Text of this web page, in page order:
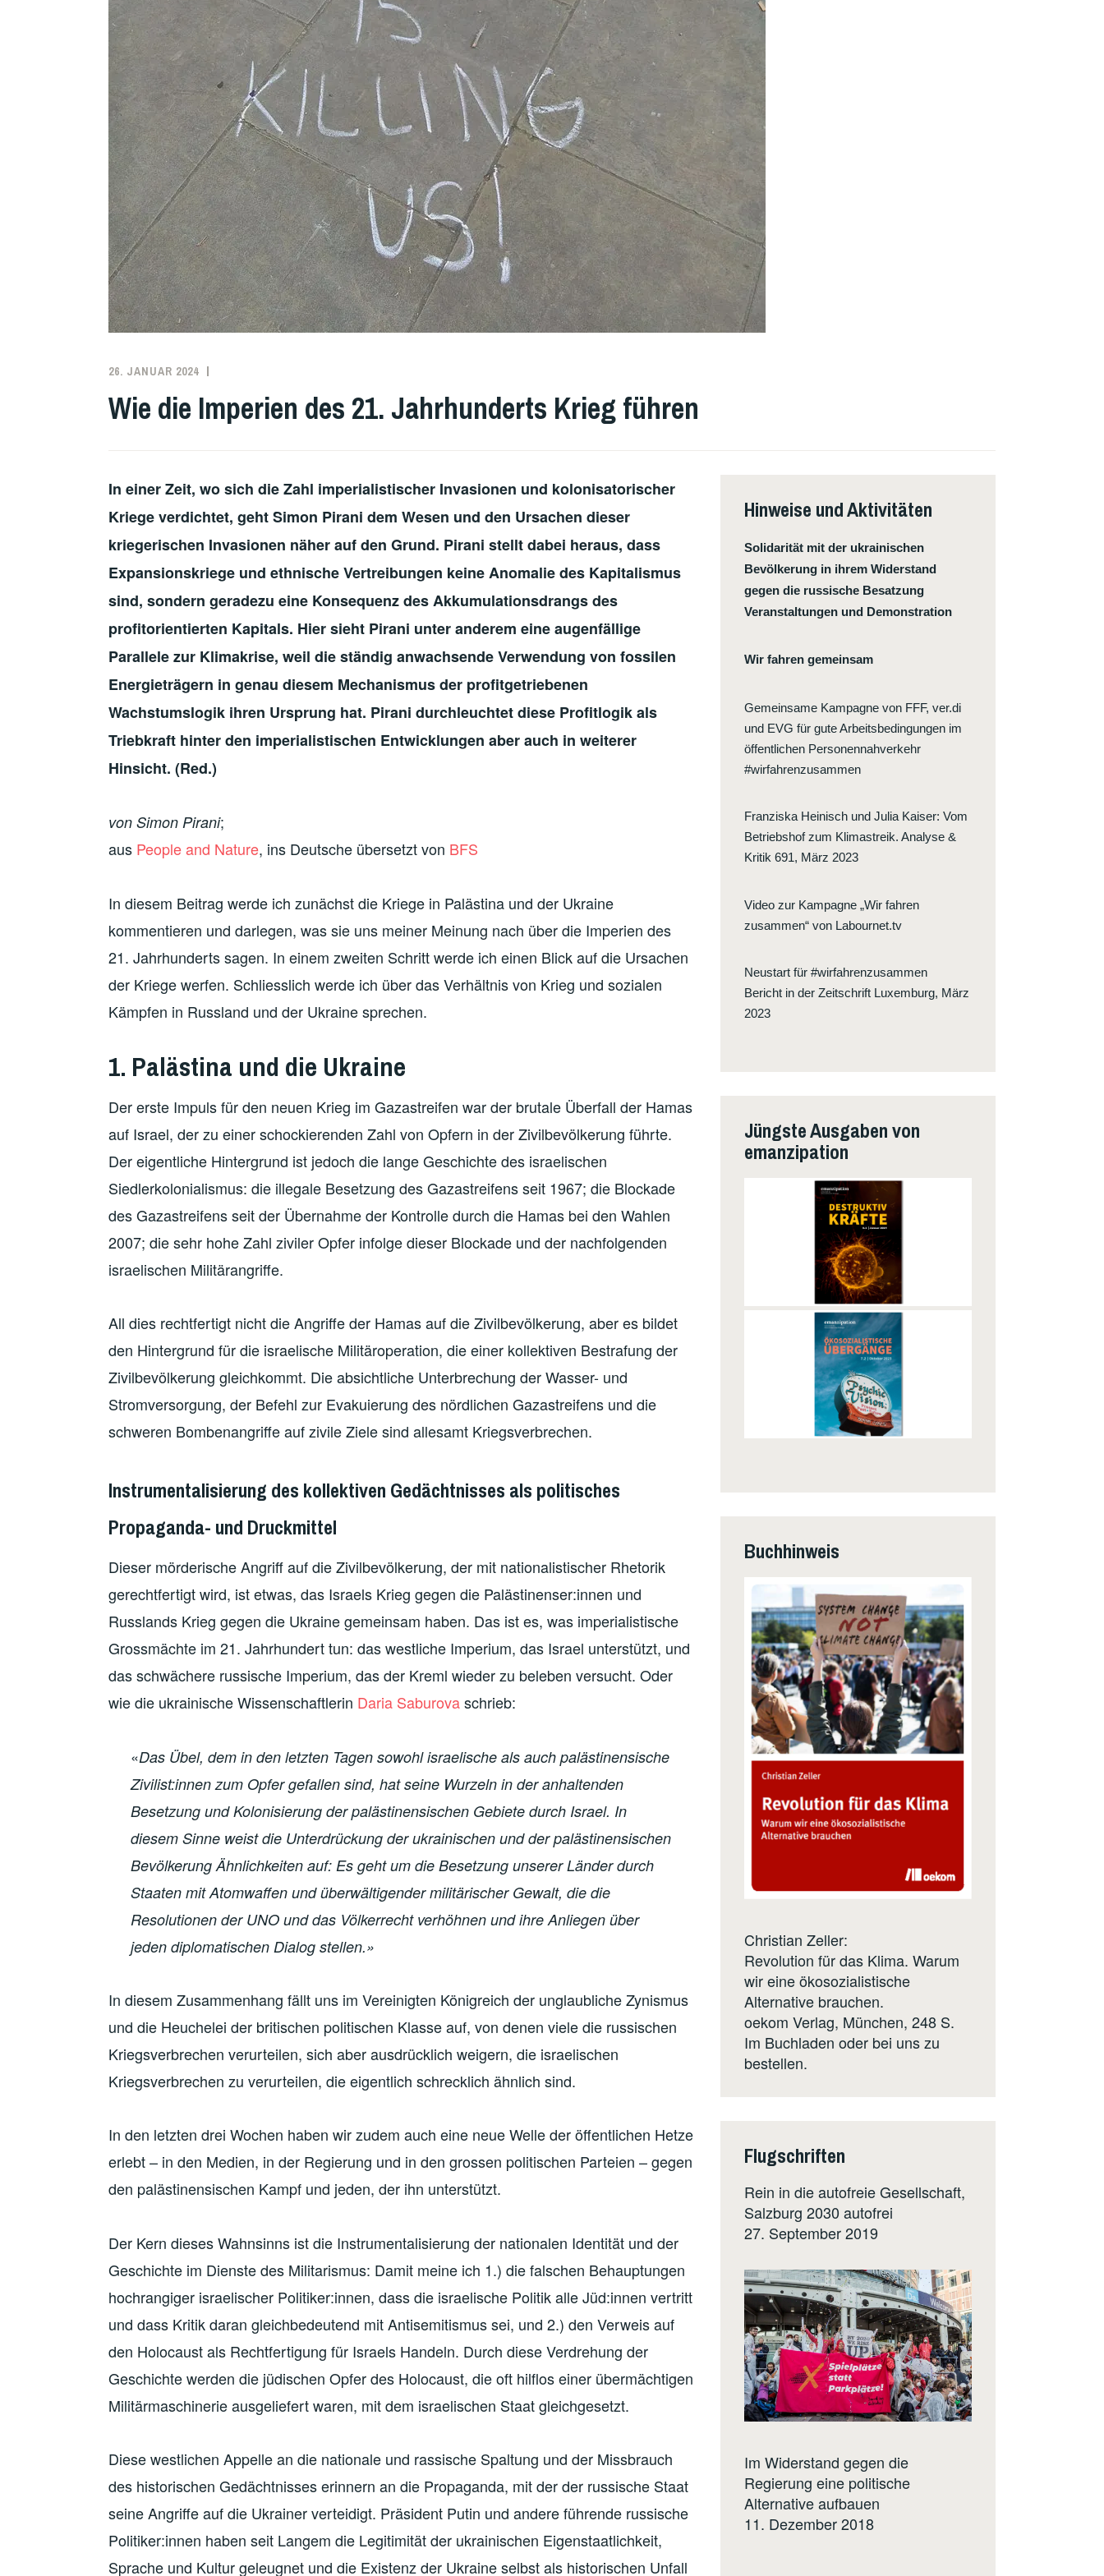
26. JANUAR 2024
PALÄSTINA,
Wie die Imperien des 21. Jahrhunderts Krieg führen
In einer Zeit, wo sich die Zahl imperialistischer Invasionen und kolonisatorischer
Kriege verdichtet, geht Simon Pirani dem Wesen und den Ursachen dieser
kriegerischen Invasionen näher auf den Grund. Pirani stellt dabei heraus, dass
Expansionskriege und ethnische Vertreibungen keine Anomalie des Kapitalismus
sind, sondern geradezu eine Konsequenz des Akkumulationsdrangs des
profitorientierten Kapitals. Hier sieht Pirani unter anderem eine augenfällige
Parallele zur Klimakrise, weil die ständig anwachsende Verwendung von fossilen
Energieträgern in genau diesem Mechanismus der profitgetriebenen
Wachstumslogik ihren Ursprung hat. Pirani durchleuchtet diese Profitlogik als
Triebkraft hinter den imperialistischen Entwicklungen aber auch in weiterer
Hinsicht. (Red.)
von Simon Pirani;
aus People and Nature, ins Deutsche übersetzt von BFS
In diesem Beitrag werde ich zunächst die Kriege in Palästina und der Ukraine
kommentieren und darlegen, was sie uns meiner Meinung nach über die Imperien des
21. Jahrhunderts sagen. In einem zweiten Schritt werde ich einen Blick auf die Ursachen
der Kriege werfen. Schliesslich werde ich über das Verhältnis von Krieg und sozialen
Kämpfen in Russland und der Ukraine sprechen.
1. Palästina und die Ukraine
Der erste Impuls für den neuen Krieg im Gazastreifen war der brutale Überfall der Hamas
auf Israel, der zu einer schockierenden Zahl von Opfern in der Zivilbevölkerung führte.
Der eigentliche Hintergrund ist jedoch die lange Geschichte des israelischen
Siedlerkolonialismus: die illegale Besetzung des Gazastreifens seit 1967; die Blockade
des Gazastreifens seit der Übernahme der Kontrolle durch die Hamas bei den Wahlen
2007; die sehr hohe Zahl ziviler Opfer infolge dieser Blockade und der nachfolgenden
israelischen Militärangriffe.
All dies rechtfertigt nicht die Angriffe der Hamas auf die Zivilbevölkerung, aber es bildet
den Hintergrund für die israelische Militäroperation, die einer kollektiven Bestrafung der
Zivilbevölkerung gleichkommt. Die absichtliche Unterbrechung der Wasser- und
Stromversorgung, der Befehl zur Evakuierung des nördlichen Gazastreifens und die
schweren Bombenangriffe auf zivile Ziele sind allesamt Kriegsverbrechen.
Instrumentalisierung des kollektiven Gedächtnisses als politisches
Propaganda- und Druckmittel
Dieser mörderische Angriff auf die Zivilbevölkerung, der mit nationalistischer Rhetorik
gerechtfertigt wird, ist etwas, das Israels Krieg gegen die Palästinenser:innen und
Russlands Krieg gegen die Ukraine gemeinsam haben. Das ist es, was imperialistische
Grossmächte im 21. Jahrhundert tun: das westliche Imperium, das Israel unterstützt, und
das schwächere russische Imperium, das der Kreml wieder zu beleben versucht. Oder
wie die ukrainische Wissenschaftlerin Daria Saburovaschrieb:
«Das Übel, dem in den letzten Tagen sowohl israelische als auch palästinensische
Zivilist:innen zum Opfer gefallen sind, hat seine Wurzeln in der anhaltenden
Besetzung und Kolonisierung der palästinensischen Gebiete durch Israel. In
diesem Sinne weist die Unterdrückung der ukrainischen und der palästinensischen
Bevölkerung Ähnlichkeiten auf: Es geht um die Besetzung unserer Länder durch
Staaten mit Atomwaffen und überwältigender militärischer Gewalt, die die
Resolutionen der UNO und das Völkerrecht verhöhnen und ihre Anliegen über
jeden diplomatischen Dialog stellen.»
In diesem Zusammenhang fällt uns im Vereinigten Königreich der unglaubliche Zynismus
und die Heuchelei der britischen politischen Klasse auf, von denen viele die russischen
Kriegsverbrechen verurteilen, sich aber ausdrücklich weigern, die israelischen
Kriegsverbrechen zu verurteilen, die eigentlich schrecklich ähnlich sind.
In den letzten drei Wochen haben wir zudem auch eine neue Welle der öffentlichen Hetze
erlebt – in den Medien, in der Regierung und in den grossen politischen Parteien – gegen
den palästinensischen Kampf und jeden, der ihn unterstützt.
Der Kern dieses Wahnsinns ist die Instrumentalisierung der nationalen Identität und der
Geschichte im Dienste des Militarismus: Damit meine ich 1.) die falschen Behauptungen
hochrangiger israelischer Politiker:innen, dass die israelische Politik alle Jüd:innen vertritt
und dass Kritik daran gleichbedeutend mit Antisemitismus sei, und 2.) den Verweis auf
den Holocaust als Rechtfertigung für Israels Handeln. Durch diese Verdrehung der
Geschichte werden die jüdischen Opfer des Holocaust, die oft hilflos einer übermächtigen
Militärmaschinerie ausgeliefert waren, mit dem israelischen Staat gleichgesetzt.
Diese westlichen Appelle an die nationale und rassische Spaltung und der Missbrauch
des historischen Gedächtnisses erinnern an die Propaganda, mit der der russische Staat
seine Angriffe auf die Ukrainer verteidigt. Präsident Putin und andere führende russische
Politiker:innen haben seit Langem die Legitimität der ukrainischen Eigenstaatlichkeit,
Sprache und Kultur geleugnet und die Existenz der Ukraine selbst als historischen Unfall
Hinweise und Aktivitäten
Solidarität mit der ukrainischen
Bevölkerung in ihrem Widerstand
gegen die russische Besatzung
Veranstaltungen und Demonstration
Wir fahren gemeinsam
Gemeinsame Kampagne von FFF, ver.di
und EVG für gute Arbeitsbedingungen im
öffentlichen Personennahverkehr
#wirfahrenzusammen
Franziska Heinisch und Julia Kaiser: Vom
Betriebshof zum Klimastreik. Analyse &
Kritik 691, März 2023
Video zur Kampagne „Wir fahren
zusammen“ von Labournet.tv
Neustart für #wirfahrenzusammen
Bericht in der Zeitschrift Luxemburg, März
2023
Jüngste Ausgaben von
emanzipation
Buchhinweis
Christian Zeller:
Revolution für das Klima. Warum
wir eine ökosozialistische
Alternative brauchen.
oekom Verlag, München, 248 S.
Im Buchladen oder bei uns zu
bestellen.
Flugschriften
Rein in die autofreie Gesellschaft,
Salzburg 2030 autofrei
27. September 2019
Im Widerstand gegen die
Regierung eine politische
Alternative aufbauen
11. Dezember 2018